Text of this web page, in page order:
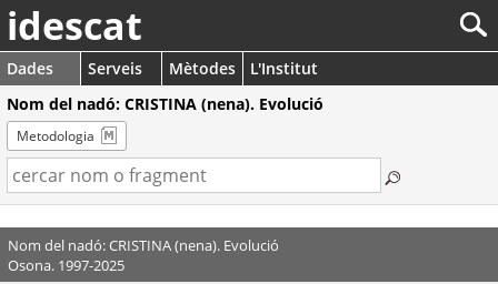
idescat
Dades Serveis Mètodes
L'Institut
Nom del nadó: CRISTINA (nena). Evolució
Metodologia
Nom del nadó: CRISTINA (nena). Evolució
Osona. 1997-2025